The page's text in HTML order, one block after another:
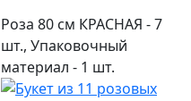
Роза 80 см КРАСНАЯ - 7
шт., Упаковочный
материал - 1 шт.